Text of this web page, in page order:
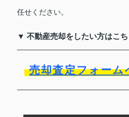
任せください。
▼ 不動産売却をしたい方はこ
売却査定フォーム